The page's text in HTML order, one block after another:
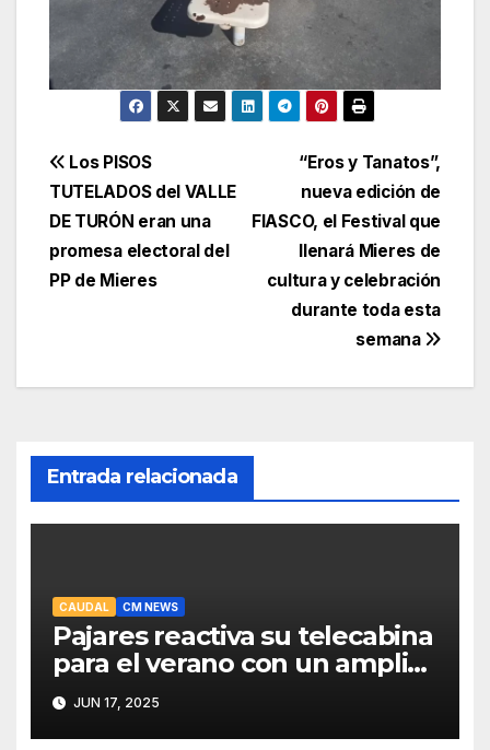
Navegación
de
entradas
“Eros y Tanatos”,
nueva edición de
FIASCO, el Festival que
llenará Mieres de
cultura y celebración
durante toda esta
semana
Los PISOS
TUTELADOS del VALLE
DE TURÓN eran una
promesa electoral del
PP de Mieres
Entrada relacionada
CAUDAL CM NEWS
Pajares reactiva su telecabina
para el verano con un amplio
programa de actividades
JUN 17, 2025